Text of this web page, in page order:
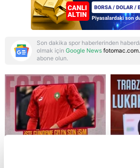
Reddet
Son dakika spor haberlerinden
olmak için Google News
abone olun.